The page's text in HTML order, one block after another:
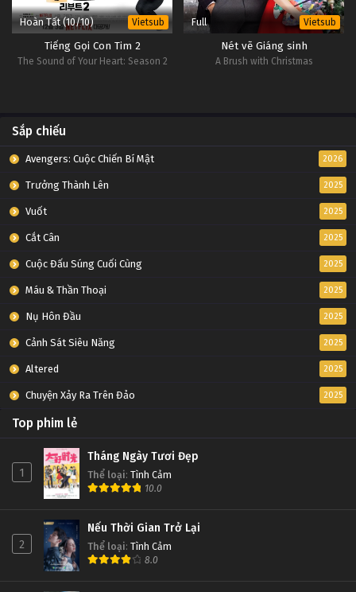
Hoàn Tất (10/10) Vietsub
Tiếng Gọi Con Tim 2
The Sound of Your Heart: Season 2
Full Vietsub
Nét vẽ Giáng sinh
A Brush with Christmas
Sắp chiếu
Avengers: Cuộc Chiến Bí Mật 2026
Trưởng Thành Lên 2025
Vuốt 2025
Cắt Cân 2025
Cuộc Đấu Súng Cuối Cùng 2025
Máu & Thần Thoại 2025
Nụ Hôn Đầu 2025
Cảnh Sát Siêu Năng 2025
Altered 2025
Chuyện Xảy Ra Trên Đảo 2025
Top phim lẻ
1
Tháng Ngày Tươi Đẹp
Thể loại: Tình Cảm
10.0
2
Nếu Thời Gian Trở Lại
Thể loại: Tình Cảm
8.0